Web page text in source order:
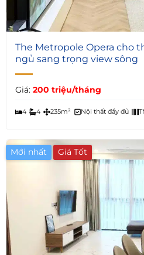
6
The Metropole Opera cho
ngủ sang trọng view sông
Giá: 200 triệu/tháng
4 4 235m² Nội thất đầy đủ
Mới nhất Giá Tốt